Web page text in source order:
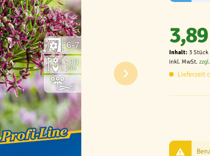
Inhalt: 3 Stück
inkl. MwSt.
Lieferzeit